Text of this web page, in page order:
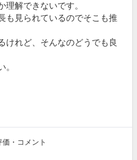
理解できないです。
も見られているのでそこも推
けれど、そんなのどうでも良
。
価・コメント